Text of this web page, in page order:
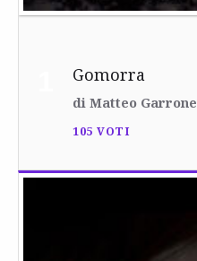
Gomorra
di Matteo Garrone
105 VOTI